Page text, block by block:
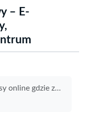
– E-
oferty na elektroniczne papierosy